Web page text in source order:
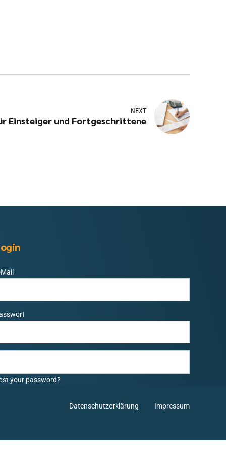
NEXT
Einsteiger und Fortgeschrittene
your password?
Datenschutzerklärung Impressum